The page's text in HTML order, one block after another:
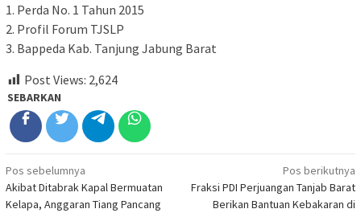
1. Perda No. 1 Tahun 2015
2. Profil Forum TJSLP
3. Bappeda Kab. Tanjung Jabung Barat
Post Views: 2,624
SEBARKAN
Navigasi
pos
Pos sebelumnya
Akibat Ditabrak Kapal Bermuatan
Kelapa, Anggaran Tiang Pancang
Pos berikutnya
Fraksi PDI Perjuangan Tanjab Barat
Berikan Bantuan Kebakaran di